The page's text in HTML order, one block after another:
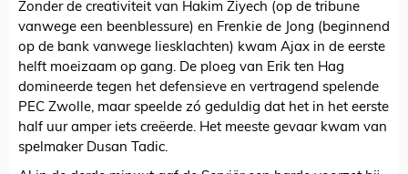
Zonder de creativiteit van Hakim Ziyech (op de tribune
vanwege een beenblessure) en Frenkie de Jong (beginnend
op de bank vanwege liesklachten) kwam Ajax in de eerste
helft moeizaam op gang. De ploeg van Erik ten Hag
domineerde tegen het defensieve en vertragend spelende
PEC Zwolle, maar speelde zó geduldig dat het in het eerste
half uur amper iets creëerde. Het meeste gevaar kwam van
spelmaker Dusan Tadic.